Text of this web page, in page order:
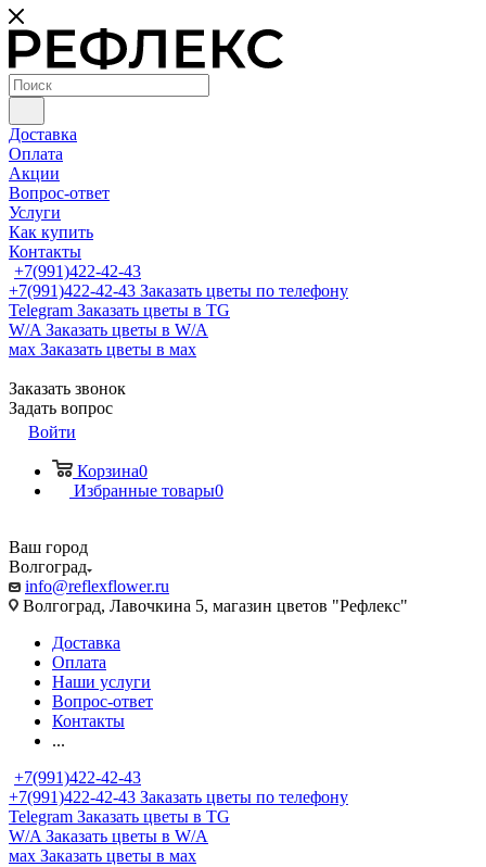
Доставка
Оплата
Акции
Вопрос-ответ
Услуги
Как купить
Контакты
+7(991)422-42-43
+7(991)422-42-43 Заказать цветы по телефону
Telegram Заказать цветы в TG
W/A Заказать цветы в W/A
мах Заказать цветы в мах
Заказать звонок
Задать вопрос
Войти
Корзина0
Избранные товары0
Ваш город
Волгоград
info@reflexflower.ru
Волгоград, Лавочкина 5, магазин цветов "Рефлекс"
Доставка
Оплата
Наши услуги
Вопрос-ответ
Контакты
...
+7(991)422-42-43
+7(991)422-42-43 Заказать цветы по телефону
Telegram Заказать цветы в TG
W/A Заказать цветы в W/A
мах Заказать цветы в мах